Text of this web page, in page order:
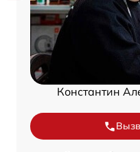
Константин